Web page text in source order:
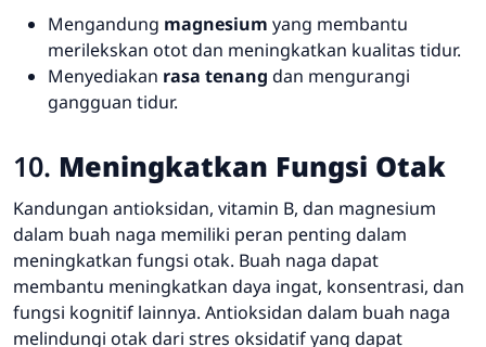
Mengandung magnesium yang membantu
merilekskan otot dan meningkatkan kualitas tidur.
Menyediakan rasa tenang dan mengurangi
gangguan tidur.
10. Meningkatkan Fungsi Otak
Kandungan antioksidan, vitamin B, dan magnesium
dalam buah naga memiliki peran penting dalam
meningkatkan fungsi otak. Buah naga dapat
membantu meningkatkan daya ingat, konsentrasi, dan
fungsi kognitif lainnya. Antioksidan dalam buah naga
melindungi otak dari stres oksidatif yang dapat